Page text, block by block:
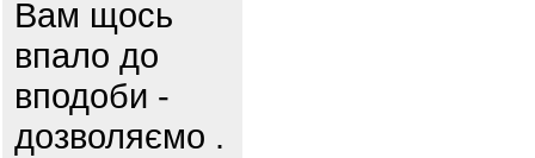
Вам щось
впало до
вподоби -
дозволяємо .